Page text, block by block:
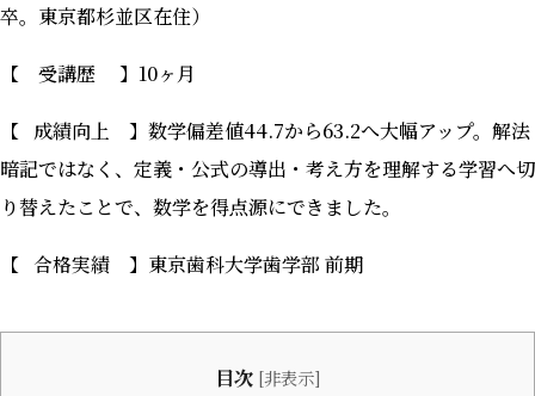
卒。東京都杉並区在住）
【 受講歴 】10ヶ月
【 成績向上 】数学偏差値44.7から63.2へ大幅アップ。解法
暗記ではなく、定義・公式の導出・考え方を理解する学習へ切
り替えたことで、数学を得点源にできました。
【 合格実績 】東京歯科大学歯学部 前期
目次 [非表示]